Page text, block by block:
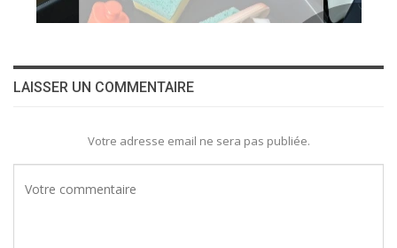
LAISSER UN COMMENTAIRE
Votre adresse email ne sera pas publiée.